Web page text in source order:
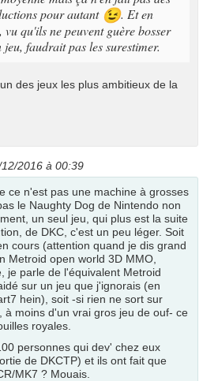
pour autant 😉. Et en
qu'ils ne peuvent guère bosser
faudrait pas les surestimer.
des jeux les plus ambitieux de la
2016 à 00:39
ce n'est pas une machine à grosses
le Naughty Dog de Nintendo non
un seul jeu, qui plus est la suite
de DKC, c'est un peu léger. Soit
cours (attention quand je dis grand
Metroid open world 3D MMO,
je parle de l'équivalent Metroid
sur un jeu que j'ignorais (en
hein), soit -si rien ne sort sur
à moins d'un vrai gros jeu de ouf- ce
royales.
personnes qui dev' chez eux
de DKCTP) et ils ont fait que
MK7 ? Mouais.